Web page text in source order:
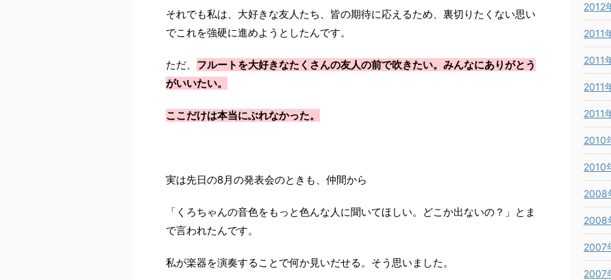
それでも私は、大好きな友人たち、皆の期待に応えるため、裏切りたくない思い
でこれを強硬に進めようとしたんです。
ただ、 フルートを大好きなたくさんの友人の前で吹きたい。みんなにありがとう
がいいたい。
ここだけは本当にぶれなかった。
実は先日の8月の発表会のときも、仲間から
「くろちゃんの音色をもっと色んな人に聞いてほしい。どこか出ないの？」とま
で言われたんです。
私が楽器を演奏することで何か見いだせる。そう思いました。
2012
2011
2011
2011
2011
2010
2010
2008
2008
2007
2007